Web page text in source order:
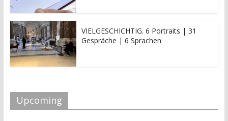
VIELGESCHICHTIG. 6 Portraits | 31
Gespräche | 6 Sprachen
Upcoming